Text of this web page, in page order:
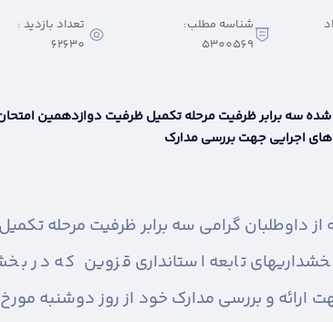
شناسه مطلب:
5300569
تعداد بازدید :
62630
شده سه برابر ظرفیت مرحله تکمیل ظرفیت دوازدهمین
اجرایی جهت بررسی مدارک
تابعه استانداری قزوین که